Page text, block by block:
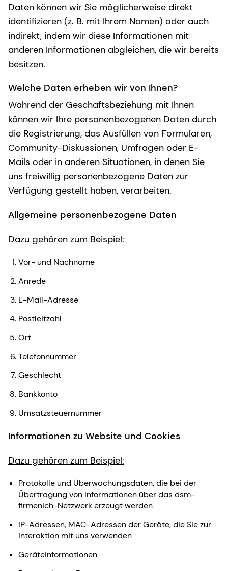
Daten können wir Sie möglicherweise direkt
identifizieren (z. B. mit Ihrem Namen) oder auch
indirekt, indem wir diese Informationen mit
anderen Informationen abgleichen, die wir bereits
besitzen.
Welche Daten erheben wir von Ihnen?
Während der Geschäftsbeziehung mit Ihnen
können wir Ihre personenbezogenen Daten durch
die Registrierung, das Ausfüllen von Formularen,
Community-Diskussionen, Umfragen oder E-
Mails oder in anderen Situationen, in denen Sie
uns freiwillig personenbezogene Daten zur
Verfügung gestellt haben, verarbeiten.
Allgemeine personenbezogene Daten
Dazu gehören zum Beispiel:
Vor- und Nachname
Anrede
E-Mail-Adresse
Postleitzahl
Ort
Telefonnummer
Geschlecht
Bankkonto
Umsatzsteuernummer
Informationen zu Website und Cookies
Dazu gehören zum Beispiel:
Protokolle und Überwachungsdaten, die bei der
Übertragung von Informationen über das dsm-
firmenich-Netzwerk erzeugt werden
IP-Adressen, MAC-Adressen der Geräte, die Sie zur
Interaktion mit uns verwenden
Geräteinformationen